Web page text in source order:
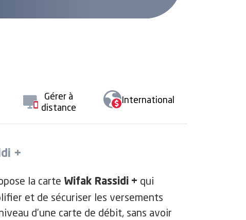
Gérer à
distance
International
+
la carte Wifak Rassidi + qui
et de sécuriser les versements
d’une carte de débit, sans avoir